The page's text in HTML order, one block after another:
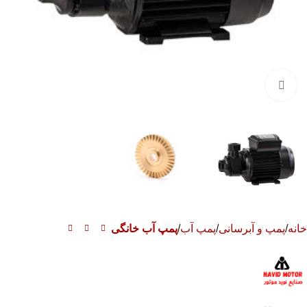
خانه پمپ و آبرسانی پمپ آب پمپ آب خانگی